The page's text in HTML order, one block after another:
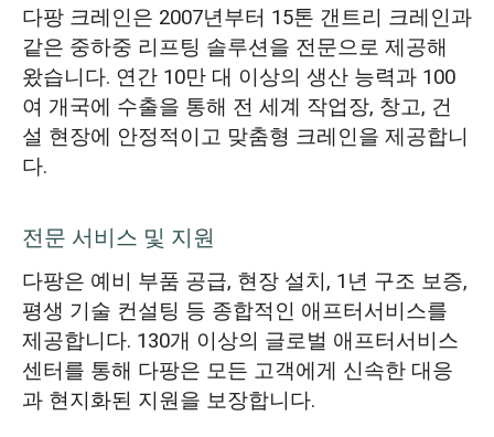
다팡 크레인은 2007년부터 15톤 갠트리 크레인과
같은 중하중 리프팅 솔루션을 전문으로 제공해
왔습니다. 연간 10만 대 이상의 생산 능력과 100
여 개국에 수출을 통해 전 세계 작업장, 창고, 건
설 현장에 안정적이고 맞춤형 크레인을 제공합니
다.
전문 서비스 및 지원
다팡은 예비 부품 공급, 현장 설치, 1년 구조 보증,
평생 기술 컨설팅 등 종합적인 애프터서비스를
제공합니다. 130개 이상의 글로벌 애프터서비스
센터를 통해 다팡은 모든 고객에게 신속한 대응
과 현지화된 지원을 보장합니다.